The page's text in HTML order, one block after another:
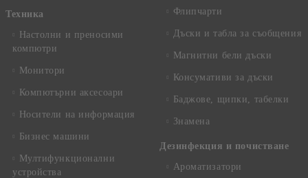
Техника
Настолни и преносими
компютри
Монитори
Компютърни аксесоари
Носители на информация
Бизнес машини
Мултифункционални
устройства
Флипчарти
Дъски и табла за съобщения
Магнитни бели дъски
Консумативи за дъски
Баджове, щипки, табелки
Знамена
Дезинфекция и почистване
Ароматизатори